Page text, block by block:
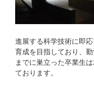
進展する科学技術に即
育成を目指しており、
までに巣立った卒業生
ております。